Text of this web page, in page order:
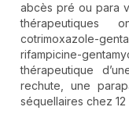
abcès pré ou para
cotrimoxazole-
rifampicine-
thérapeutique
rechute, une
séquellaires chez 12